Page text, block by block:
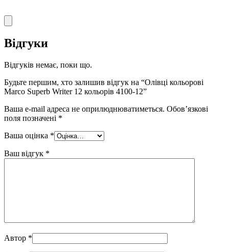
Відгуки
Відгуків немає, поки що.
Будьте першим, хто залишив відгук на “Олівці кольорові
Marco Superb Writer 12 кольорів 4100-12”
Ваша e-mail адреса не оприлюднюватиметься. Обов’язкові
поля позначені *
Ваша оцінка *
Ваш відгук *
Автор *